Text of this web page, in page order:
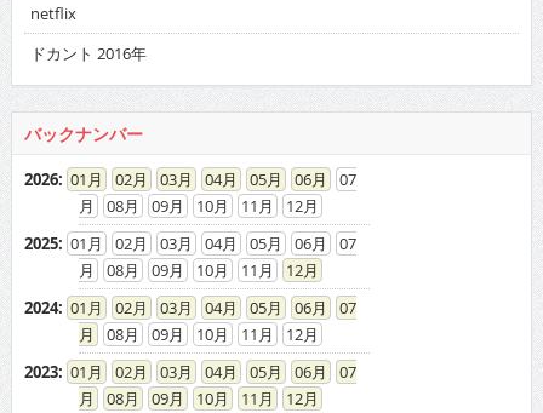
netflix
ドカント 2016年
バックナンバー
2026: 01 02 03 04 05 06
07
08
09 10 11
12
2025: 01 02 03 04 05 06
07
08
09 10 11
12
2024: 01 02 03 04 05 06
07
08
09 10 11
12
2023: 01 02 03 04 05 06
07
08
09 10 11
12